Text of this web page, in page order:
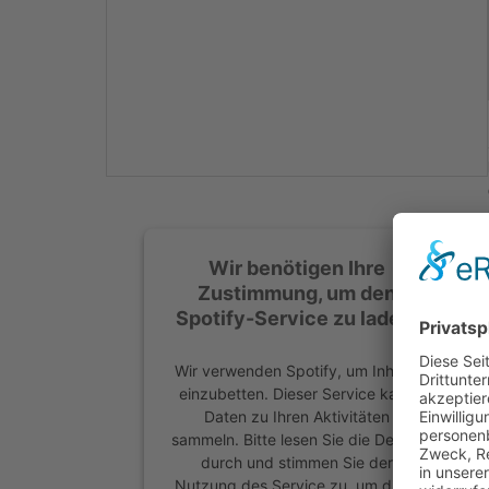
Wir benötigen Ihre
Zustimmung, um den
Spotify-Service zu laden!
Wir verwenden Spotify, um Inhalte
einzubetten. Dieser Service kann
Daten zu Ihren Aktivitäten
sammeln. Bitte lesen Sie die Details
durch und stimmen Sie der
Nutzung des Service zu, um diese